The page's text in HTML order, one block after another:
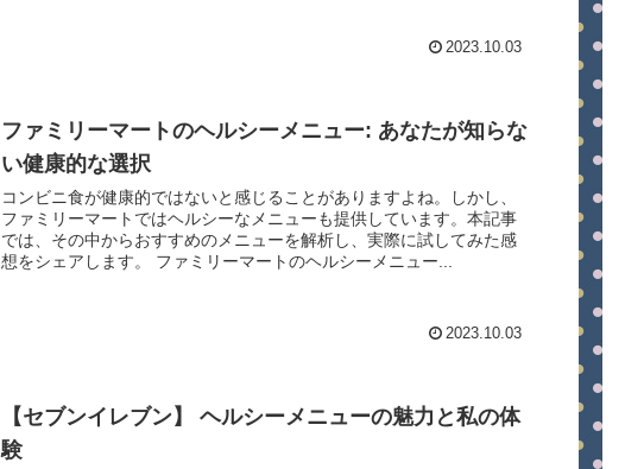
2023.10.03
ファミリーマートのヘルシーメニュー: あなたが知らな
い健康的な選択
コンビニ食が健康的ではないと感じることがありますよね。しかし、
ファミリーマートではヘルシーなメニューも提供しています。本記事
では、その中からおすすめのメニューを解析し、実際に試してみた感
想をシェアします。 ファミリーマートのヘルシーメニュー...
2023.10.03
【セブンイレブン】 ヘルシーメニューの魅力と私の体
験